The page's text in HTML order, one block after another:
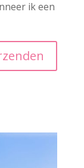
ik een